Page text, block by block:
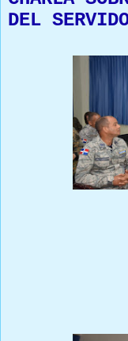
DEL